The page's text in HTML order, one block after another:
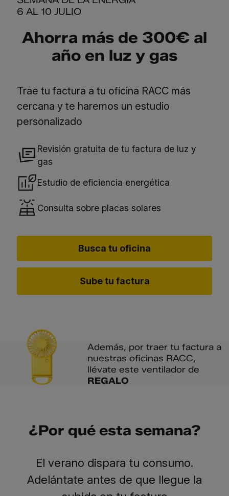
6 AL 10 JULIO
Ahorra más de 300€ al
año en luz y gas
Trae tu factura a tu oficina RACC más
cercana y te haremos un estudio
personalizado
Revisión gratuita de tu factura de luz y
gas
Estudio de eficiencia energética
Consulta sobre placas solares
Busca tu oficina
Sube tu factura
Además, por traer tu factura a
nuestras oficinas RACC,
llévate este ventilador de
REGALO
¿Por qué esta semana?
El verano dispara tu consumo.
Adelántate antes de que llegue la